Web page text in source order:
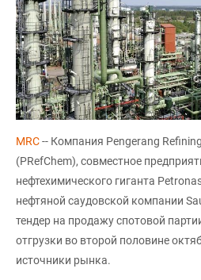
MRC-- Компания Pengerang
(PRefChem), совместное
нефтехимического гиганта
нефтяной саудовской компании
тендер на продажу спотовой
отгрузки во второй половине
источники рынка.